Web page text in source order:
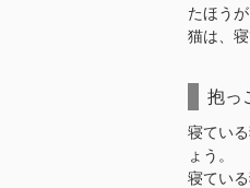
たほう
猫は、
抱っ
寝てい
ょう。
寝てい